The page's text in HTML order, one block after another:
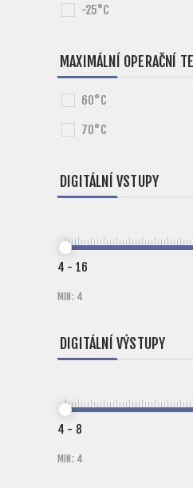
-25°C
MAXIMÁLNÍ OPERAČNÍ
60°C
70°C
DIGITÁLNÍ VSTUPY
MIN: 4
4 - 16
DIGITÁLNÍ VÝSTUPY
MIN: 4
4 - 8